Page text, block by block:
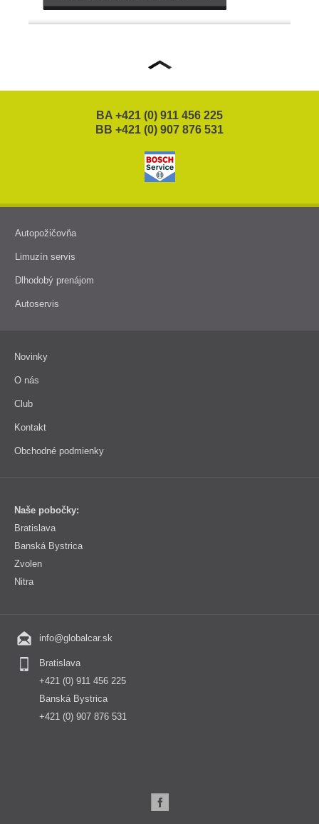
BA +421 (0) 911 456 225
BB +421 (0) 907 876 531
Autopožičovňa
Limuzín servis
Dlhodobý prenájom
Autoservis
Novinky
O nás
Club
Kontakt
Obchodné podmienky
Naše pobočky:
Bratislava
Banská Bystrica
Zvolen
Nitra
info@globalcar.sk
Bratislava
+421 (0) 911 456 225
Banská Bystrica
+421 (0) 907 876 531